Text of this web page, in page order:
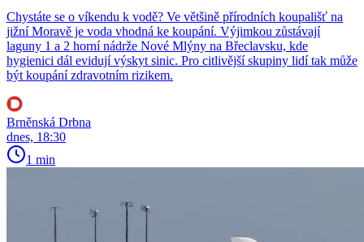
Chystáte se o víkendu k vodě? Ve většině přírodních koupališť na
jižní Moravě je voda vhodná ke koupání. Výjimkou zůstávají
laguny 1 a 2 horní nádrže Nové Mlýny na Břeclavsku, kde
hygienici dál evidují výskyt sinic. Pro citlivější skupiny lidí tak může
být koupání zdravotním rizikem.
Brněnská Drbna
dnes, 18:30
1 min